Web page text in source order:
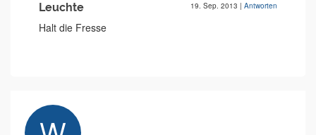
Leuchte 19. Sep. 2013 | Antworten
Halt die Fresse